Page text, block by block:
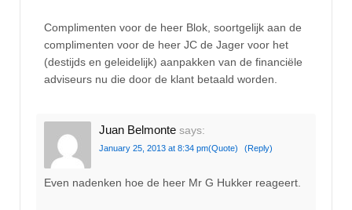
Complimenten voor de heer Blok, soortgelijk aan de
complimenten voor de heer JC de Jager voor het
(destijds en geleidelijk) aanpakken van de financiële
adviseurs nu die door de klant betaald worden.
Juan Belmonte says:
January 25, 2013 at 8:34 pm(Quote) (Reply)
Even nadenken hoe de heer Mr G Hukker reageert.